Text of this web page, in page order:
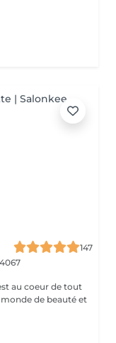
147
au coeur de tout
de beauté et